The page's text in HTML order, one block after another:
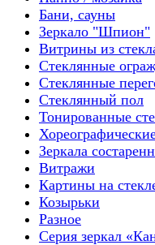
Бани, сауны
Зеркало "Шпион"
Витрины из
Стеклянные
Стеклянные
Стеклянный пол
Тонированные
Зеркала
Витражи
Картины на
Козырьки
Разное
Серия зеркал